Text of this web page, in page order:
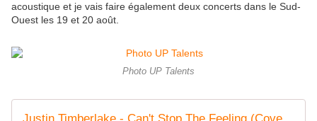
acoustique et je vais faire également deux concerts dans le Sud-
Ouest les 19 et 20 août.
Photo UP Talents